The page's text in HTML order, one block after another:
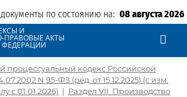
по состоянию на: 08 августа 2026
И
ПРАВОВЫЕ АКТЫ
процессуальный кодекс Российской
N 95-ФЗ (ред. от 15.12.2025) (с изм.
с 01.01.2026) | Раздел VII. Производство